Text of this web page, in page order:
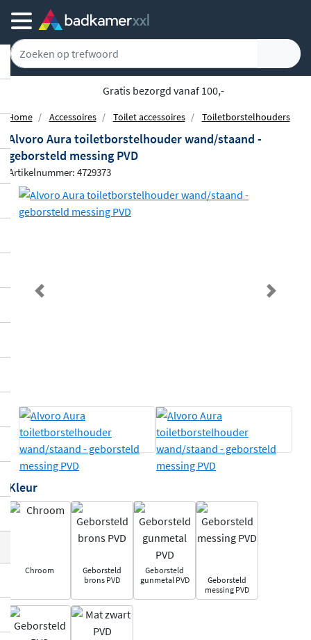
5779 klanten geven ons een 9.1
Home Accessoires Toilet accessoires Toiletborstelhouders
Alvoro Aura toiletborstelhouder wand/staand -
geborsteld messing PVD
Artikelnummer: 4729373
Previous Next
Kleur
Chroom
Geborsteld
brons PVD
Geborsteld
gunmetal PVD
Geborsteld
messing PVD